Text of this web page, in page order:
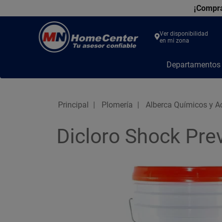
Center
Ver disponibilidad
en mi zona
Departamentos
Principal Plomería Alberca Químicos y
Dicloro Shock